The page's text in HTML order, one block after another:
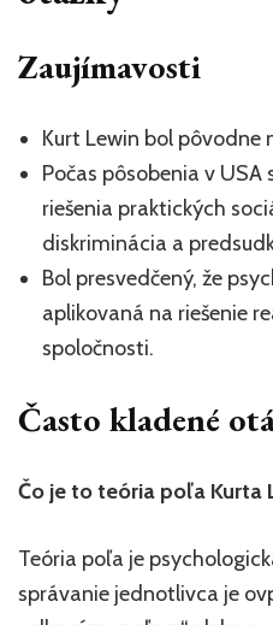
Zaujímavosti
Kurt Lewin bol pôvodne
Počas pôsobenia v
riešenia praktických
diskriminácia a
Bol presvedčený, že
aplikovaná na riešenie
spoločnosti.
Často kladené
Čo je to teória poľa Kurta
Teória poľa je
správanie jednotlivca je